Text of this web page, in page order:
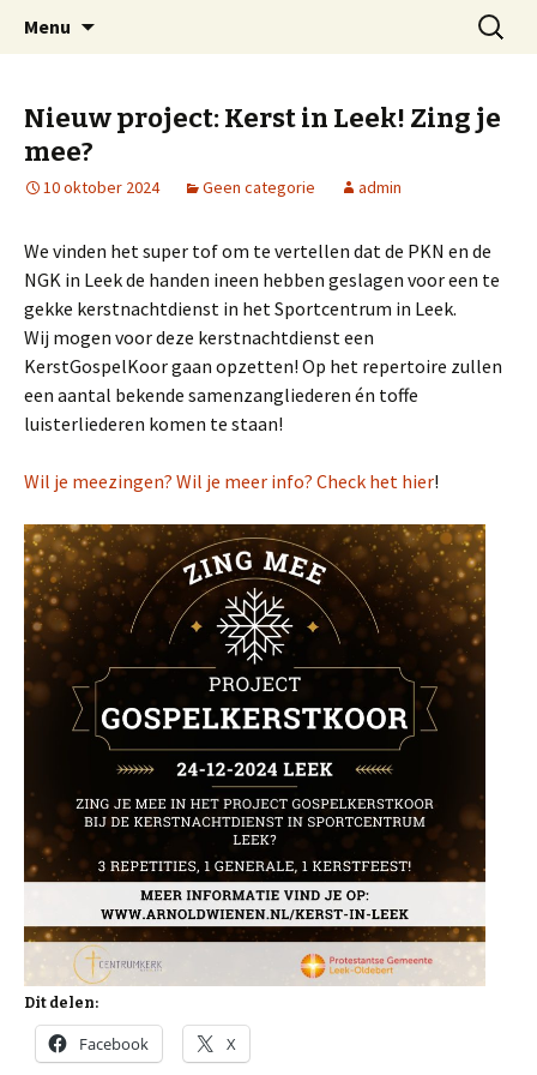
Arnold Wienen
Welkom op mijn website
Menu
Zoeken
naar:
Nieuw project: Kerst in Leek! Zing je
mee?
10 oktober 2024 Geen categorie admin
We vinden het super tof om te vertellen dat de PKN en de
NGK in Leek de handen ineen hebben geslagen voor een te
gekke kerstnachtdienst in het Sportcentrum in Leek.
Wij mogen voor deze kerstnachtdienst een
KerstGospelKoor gaan opzetten! Op het repertoire zullen
een aantal bekende samenzangliederen én toffe
luisterliederen komen te staan!
Wil je meezingen? Wil je meer info? Check het hier!
Dit delen:
Facebook X